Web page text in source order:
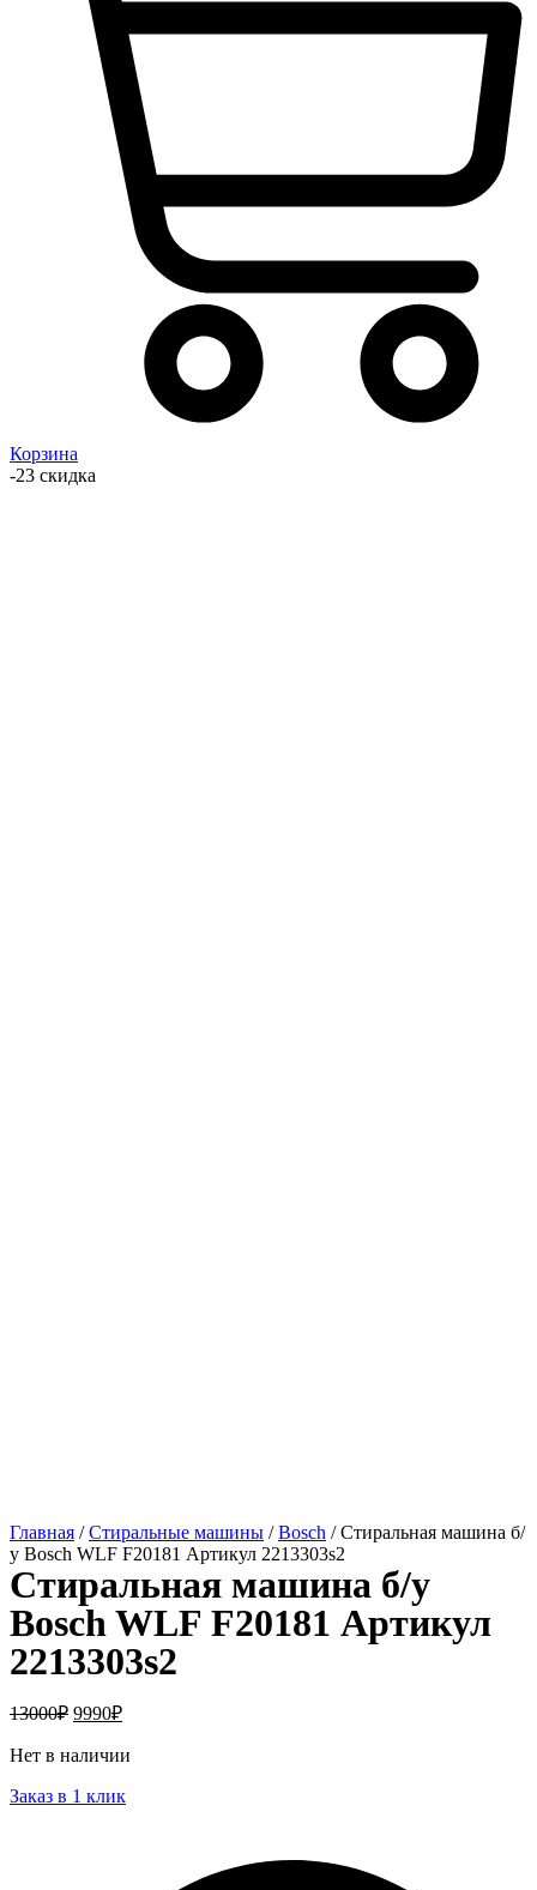
Корзина
-23 скидка
Главная /Стиральные машины /Bosch / Стиральная машина б/
у Bosch WLF F20181 Артикул 2213303s2
Стиральная машина б/у
Bosch WLF F20181 Артикул
2213303s2
13000₽ 9990₽
Нет в наличии
Заказ в 1 клик